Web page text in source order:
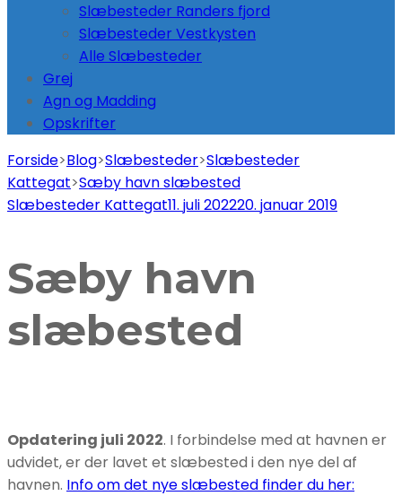
Slæbesteder Randers fjord
Slæbesteder Vestkysten
Alle Slæbesteder
Grej
Agn og Madding
Opskrifter
Forside>Blog>Slæbesteder>Slæbesteder
Kattegat>Sæby havn slæbested
Slæbesteder Kattegat11. juli 202220. januar 2019
Sæby havn
slæbested
Opdatering juli 2022. I forbindelse med at havnen er
udvidet, er der lavet et slæbested i den nye del af
havnen. Info om det nye slæbested finder du her: